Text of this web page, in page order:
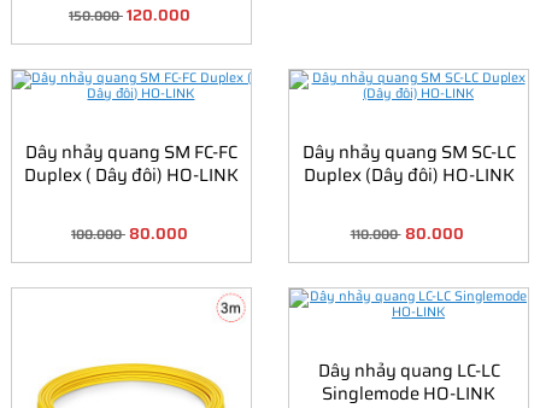
150.000120.000
Dây nhảy quang SM FC-FC
Duplex ( Dây đôi) HO-LINK
100.00080.000
Dây nhảy quang SM SC-LC
Duplex (Dây đôi) HO-LINK
110.000 80.000
Dây nhảy quang LC-LC
Singlemode HO-LINK